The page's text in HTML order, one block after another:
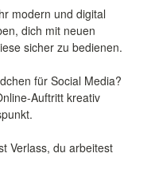
modern und digital
dich mit neuen
sicher zu bedienen.
für Social Media?
Auftritt kreativ
Verlass, du arbeitest